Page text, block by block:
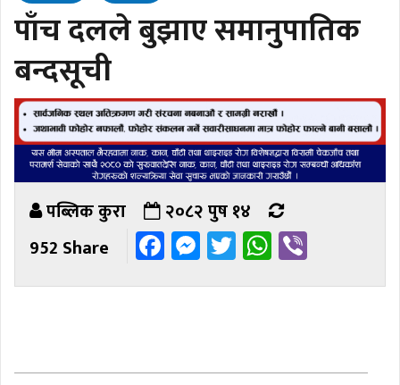
पाँच दलले बुझाए समानुपातिक
बन्दसूची
पब्लिक कुरा
२०८२ पुष १४
952 Share
Facebook
Messenger
TwitterWhatsApp